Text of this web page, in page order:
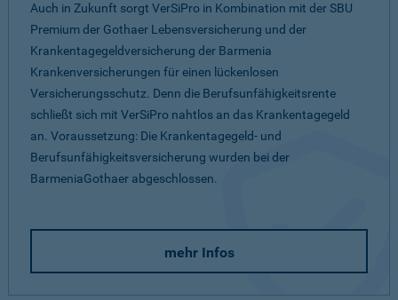
Auch in Zukunft sorgt VerSiPro in Kombination mit der SBU
Premium der Gothaer Lebensversicherung und der
Krankentagegeldversicherung der Barmenia
Krankenversicherungen für einen lückenlosen
Versicherungsschutz. Denn die Berufsunfähigkeitsrente
schließt sich mit VerSiPro nahtlos an das Krankentagegeld
an. Voraussetzung: Die Krankentagegeld- und
Berufsunfähigkeitsversicherung wurden bei der
BarmeniaGothaer abgeschlossen.
mehr Infos